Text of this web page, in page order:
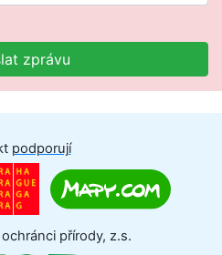
zprávu
podporují
přírody, z.s.